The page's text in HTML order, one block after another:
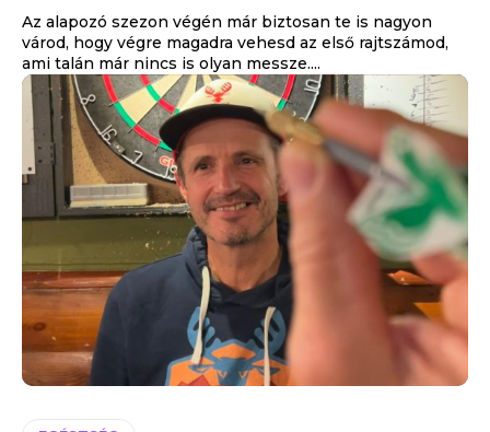
Az alapozó szezon végén már biztosan te is nagyon
várod, hogy végre magadra vehesd az első rajtszámod,
ami talán már nincs is olyan messze....